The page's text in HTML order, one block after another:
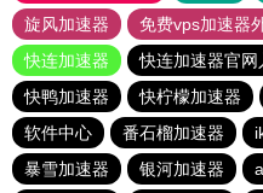
旋风加速器
免费vps加速器
快连加速器
快连加速器官网
快鸭加速器
快柠檬加速器
软件中心
番石榴加速器
暴雪加速器
银河加速器